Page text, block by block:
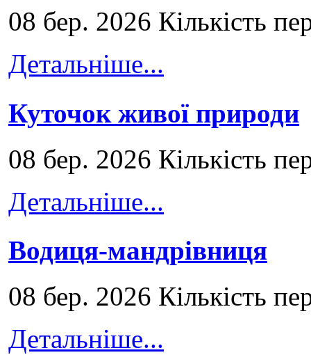
08 бер. 2026 Кількість
Детальніше...
Куточок живої природи
08 бер. 2026 Кількість
Детальніше...
Водиця-мандрівниця
08 бер. 2026 Кількість
Детальніше...